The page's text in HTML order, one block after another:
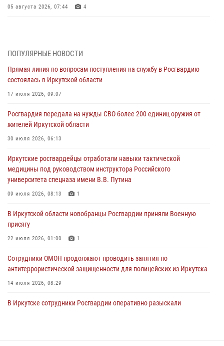
05 августа 2026, 07:44 4
04 августа 2026, 07:14 3
Росгвардейцы потушили загоревшийся автомобиль в Иркутске
03 августа 2026, 04:55
Дню Воздушно-десантных войск в Иркутской области
03 августа 2026, 03:32
сердца к сердцу» (видео)
31 июля 2026, 04:37 1
Сотрудники Росгвардии нашли и вернули родственникам
30 июля 2026, 07:37
ПОПУЛЯРНЫЕ НОВОСТИ
Прямая линия по вопросам поступления на службу в Росгвардию
состоялась в Иркутской области
17 июля 2026, 09:07
Росгвардия передала на нужды СВО более 200 единиц оружия от
жителей Иркутской области
30 июля 2026, 06:13
Иркутские росгвардейцы отработали навыки тактической
медицины под руководством инструктора Российского
университета спецназа имени В.В. Путина
09 июля 2026, 08:13 1
В Иркутской области новобранцы Росгвардии приняли Военную
присягу
22 июля 2026, 01:00 1
Сотрудники ОМОН продолжают проводить занятия по
антитеррористической защищенности для полицейских из Иркутска
14 июля 2026, 08:29
В Иркутске сотрудники Росгвардии оперативно разыскали